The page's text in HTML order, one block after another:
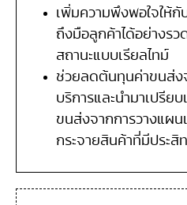
เพิ่มความพึงพอใจให้
ถึงมือลูกค้าได้อย่างรว
สถานะแบบเรียลไทม์
ช่วยลดต้นทุนค่าขนส่ง
บริการและนำมาเปรีย
ขนส่งจากการวางแผ
กระจายสินค้าที่มีประสิ